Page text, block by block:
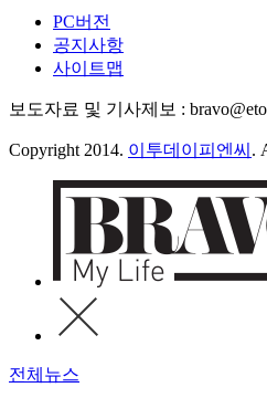
PC버전
공지사항
사이트맵
보도자료 및 기사제보 :
Copyright 2014. 이투데이피엔씨 .
전체뉴스